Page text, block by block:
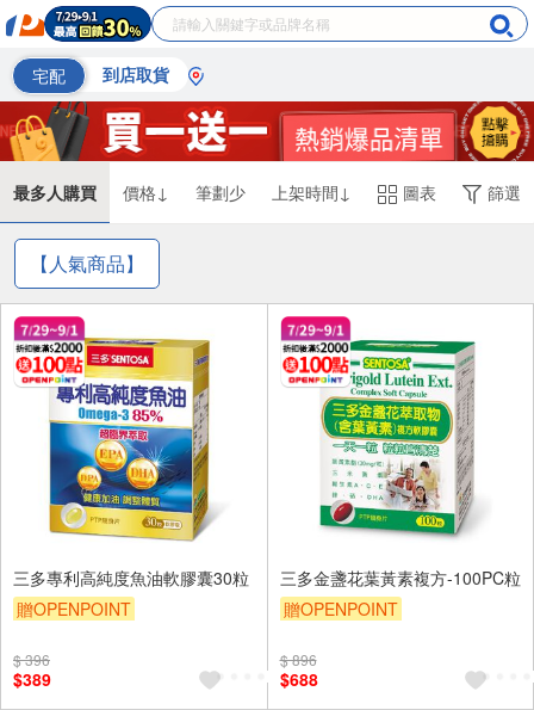
宅配 到店取貨
最多人購買 價格↓ 筆劃少 上架時間↓ 圖表 篩選
【人氣商品】
三多專利高純度魚油軟膠囊30粒
贈OPENPOINT
$ 396
$389
三多金盞花葉黃素複方-100PC粒
贈OPENPOINT
$ 896
$688